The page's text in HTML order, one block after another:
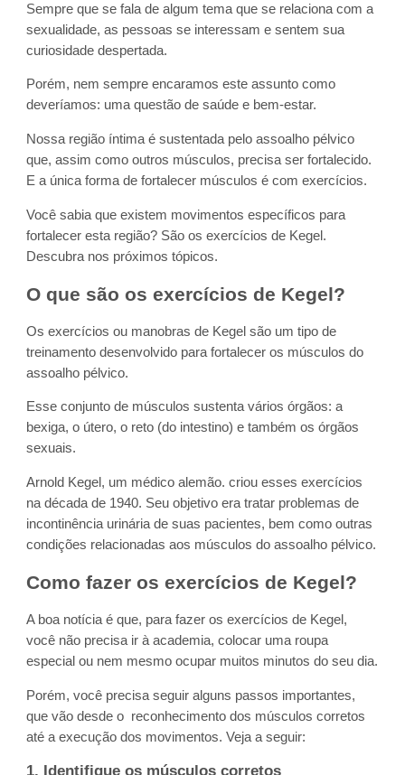
Sempre que se fala de algum tema que se relaciona com a
sexualidade, as pessoas se interessam e sentem sua
curiosidade despertada.
Porém, nem sempre encaramos este assunto como
deveríamos: uma questão de saúde e bem-estar.
Nossa região íntima é sustentada pelo assoalho pélvico
que, assim como outros músculos, precisa ser fortalecido.
E a única forma de fortalecer músculos é com exercícios.
Você sabia que existem movimentos específicos para
fortalecer esta região? São os exercícios de Kegel.
Descubra nos próximos tópicos.
O que são os exercícios de Kegel?
Os exercícios ou manobras de Kegel são um tipo de
treinamento desenvolvido para fortalecer os músculos do
assoalho pélvico.
Esse conjunto de músculos sustenta vários órgãos: a
bexiga, o útero, o reto (do intestino) e também os órgãos
sexuais.
Arnold Kegel, um médico alemão. criou esses exercícios
na década de 1940. Seu objetivo era tratar problemas de
incontinência urinária de suas pacientes, bem como outras
condições relacionadas aos músculos do assoalho pélvico.
Como fazer os exercícios de Kegel?
A boa notícia é que, para fazer os exercícios de Kegel,
você não precisa ir à academia, colocar uma roupa
especial ou nem mesmo ocupar muitos minutos do seu dia.
Porém, você precisa seguir alguns passos importantes,
que vão desde o reconhecimento dos músculos corretos
até a execução dos movimentos. Veja a seguir:
1. Identifique os músculos corretos